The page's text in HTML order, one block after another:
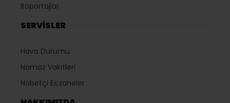
Röportajlar
SERVİSLER
Hava Durumu
Namaz Vakitleri
Nöbetçi Eczaneler